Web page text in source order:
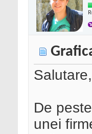
Salutare,
De
unei